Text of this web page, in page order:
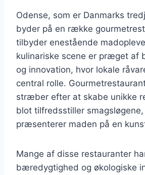
Odense, som er Danmarks
byder på en række
tilbyder enestående
kulinariske scene er præget af
og innovation, hvor lokale
central rolle.
stræber efter at skabe unikke
blot tilfredsstiller
præsenterer maden på en
Mange af disse restauranter
bæredygtighed og økologiske